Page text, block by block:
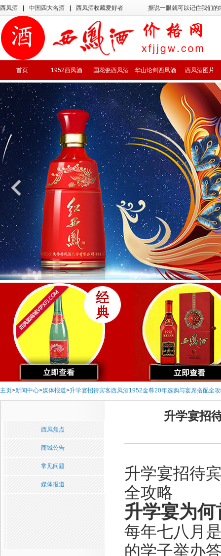
西凤酒 中国四大名酒 西凤酒收藏爱好者 据说一眼就可以记住我们
首页 1952西凤酒 国花瓷西凤酒 华山论剑西凤酒 西凤酒图片
主页>新闻中心>媒体报道>升学宴招待宾客西凤酒1952金尊20年选购与宴席搭配全
西凤焦点
商城公告
常见问题
媒体报道
升学宴招
升学宴招待
全攻略
升学宴为何
每年七八月
的学子举办